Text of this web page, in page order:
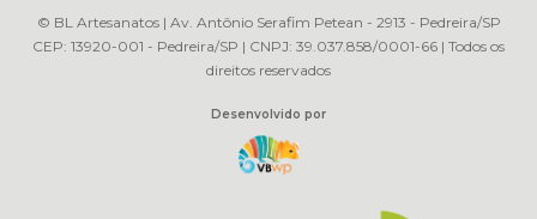
© BL Artesanatos | Av. Antônio Serafim Petean - 2913 - Pedreira/SP
CEP: 13920-001 - Pedreira/SP | CNPJ: 39.037.858/0001-66 | Todos os
direitos reservados
Desenvolvido por